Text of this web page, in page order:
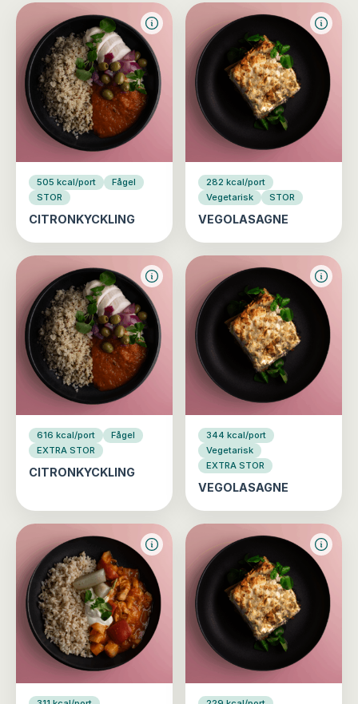
505 kcal/port
Fågel
STOR
CITRONKYCKLING
282 kcal/port
Vegetarisk
STOR
VEGOLASAGNE
616 kcal/port
Fågel
EXTRA STOR
CITRONKYCKLING
344 kcal/port
Vegetarisk
EXTRA STOR
VEGOLASAGNE